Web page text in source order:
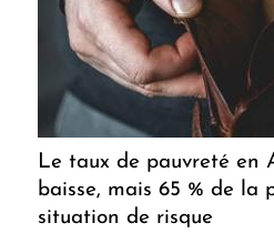
Le taux de pauvreté en
baisse, mais 65 % de la
situation de risque